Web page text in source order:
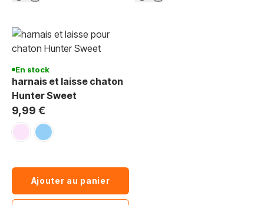
En stock
harnais et laisse chaton
Hunter Sweet
9,99 €
rose clairbleu clair
Ajouter au panier